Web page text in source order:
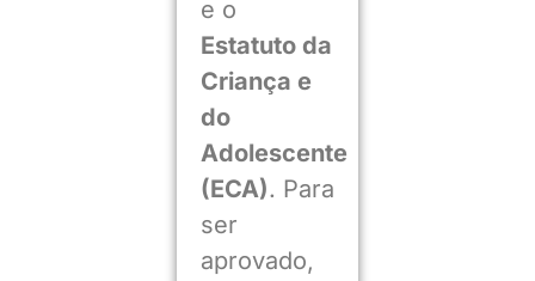
e o
Estatuto da
Criança e
do
Adolescente
(ECA). Para
ser
aprovado,